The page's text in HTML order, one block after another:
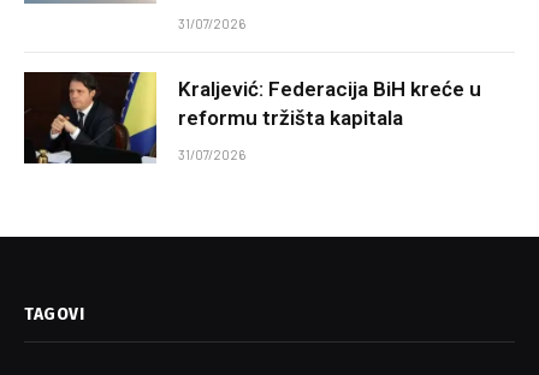
31/07/2026
Kraljević: Federacija BiH kreće u
reformu tržišta kapitala
31/07/2026
TAGOVI